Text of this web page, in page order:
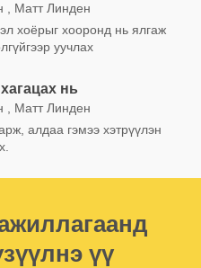
, Матт Линден
хоёрыг хооронд нь ялгаж
уучлах
нь
, Матт Линден
алдаа гэмээ хэтрүүлэн
үү